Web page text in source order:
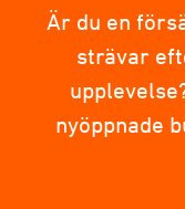
Är du en
strävar
nyöppnade